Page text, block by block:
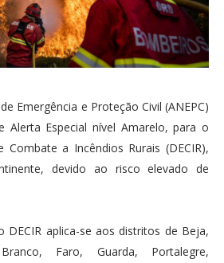
Emergência e Proteção Civil (ANEPC)
Alerta Especial nível Amarelo, para o
Combate a Incêndios Rurais (DECIR),
devido ao risco elevado de
DECIR aplica-se aos distritos de Beja,
Faro, Guarda, Portalegre,